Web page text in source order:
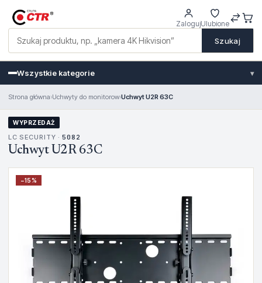
Szukaj
ZalogujUlubione
Wszystkie kategorie ▾
Strona główna›Uchwyty do monitorow›Uchwyt U2R 63C
WYPRZEDAŻ
LC SECURITY · 5082
Uchwyt U2R 63C
−15%